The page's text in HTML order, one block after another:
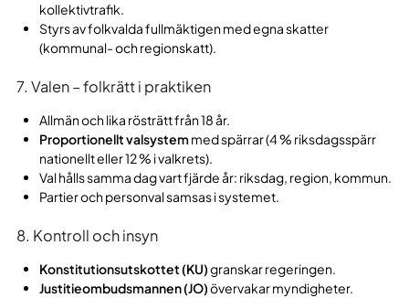
kollektivtrafik.
Styrs av folkvalda fullmäktigen med egna skatter
(kommunal- och regionskatt).
7. Valen – folkrätt i praktiken
Allmän och lika rösträtt från 18 år.
Proportionellt valsystemmed spärrar (4 % riksdagsspärr
nationellt eller 12 % i valkrets).
Val hålls samma dag vart fjärde år: riksdag, region, kommun.
Partier och personval samsas i systemet.
8. Kontroll och insyn
Konstitutionsutskottet (KU)granskar regeringen.
Justitieombudsmannen (JO)övervakar myndigheter.